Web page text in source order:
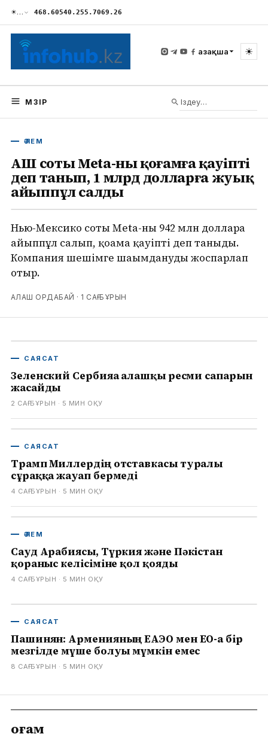
☀… 468.60540.255.7069.26
Қазақша ☀
МӘЗІР
ӘЛЕМ
АҚШ соты Meta-ны қоғамға қауіпті
деп танып, 1 млрд долларға жуық
айыппұл салды
Нью-Мексико соты Meta-ны 942 млн долларға
айыппұл салып, қоғамға қауіпті деп таныды.
Компания шешімге шағымдануды жоспарлап
отыр.
АЛАШ ОРДАБАЙ · 1 САҒ БҰРЫН
САЯСАТ
Зеленский Сербияға алғашқы ресми сапарын
жасайды
2 САҒ БҰРЫН · 5 МИН ОҚУ
САЯСАТ
Трамп Миллердің отставкасы туралы
сұраққа жауап бермеді
4 САҒ БҰРЫН · 5 МИН ОҚУ
ӘЛЕМ
Сауд Арабиясы, Түркия және Пәкістан
қорғаныс келісіміне қол қояды
4 САҒ БҰРЫН · 5 МИН ОҚУ
САЯСАТ
Пашинян: Арменияның ЕАЭО мен ЕО-ға бір
мезгілде мүше болуы мүмкін емес
8 САҒ БҰРЫН · 5 МИН ОҚУ
Қоғам